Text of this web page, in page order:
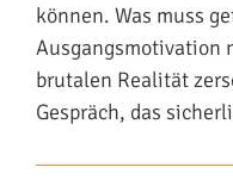
können. Was muss
Ausgangsmotivation
brutalen Realität
Gespräch, das